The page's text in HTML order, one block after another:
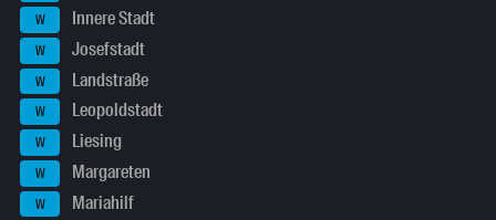
W Innere Stadt
W Josefstadt
W Landstraße
W Leopoldstadt
W Liesing
W Margareten
W Mariahilf